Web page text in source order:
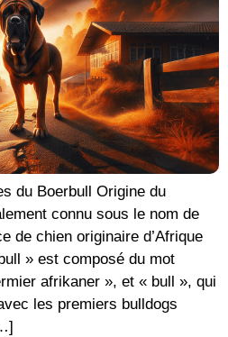
du Boerbull Origine du
connu sous le nom de
de chien originaire d’Afrique
» est composé du mot
afrikaner », et « bull », qui
les premiers bulldogs